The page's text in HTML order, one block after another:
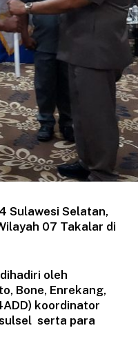
Sulawesi Selatan,
07 Takalar di
oleh
Bone, Enrekang,
koordinator
serta para